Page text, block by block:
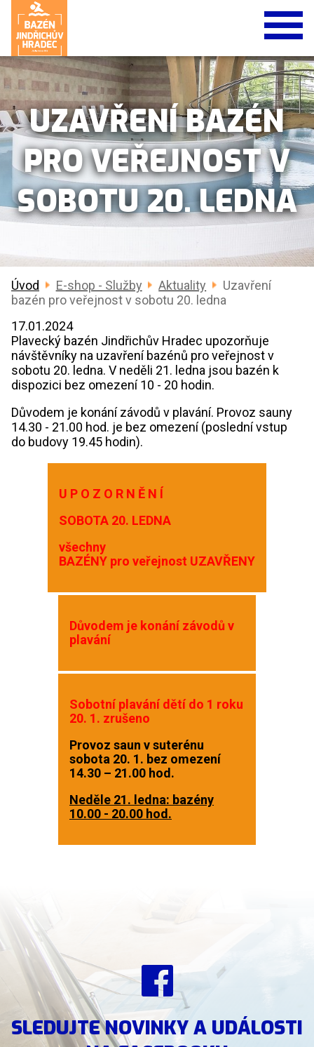
UZAVŘENÍ BAZÉN
PRO VEŘEJNOST V
SOBOTU 20. LEDNA
Úvod E-shop - Služby Aktuality
Uzavření
bazén pro veřejnost v sobotu 20. ledna
17.01.2024
Plavecký bazén Jindřichův Hradec upozorňuje
návštěvníky na uzavření bazénů pro veřejnost v
sobotu 20. ledna. V neděli 21. ledna jsou bazén k
dispozici bez omezení 10 - 20 hodin.
Důvodem je konání závodů v plavání. Provoz sauny
14.30 - 21.00 hod. je bez omezení (poslední vstup
do budovy 19.45 hodin).
U P O Z O R N Ě N Í
SOBOTA 20. LEDNA
všechny
BAZÉNY pro veřejnost UZAVŘENY
Důvodem je konání závodů v
plavání
Sobotní plavání dětído 1 roku
20. 1. zrušeno
Provoz saun v suterénu
sobota 20. 1. bez omezení
14.30 – 21.00 hod.
Neděle 21. ledna: bazény
10.00 - 20.00 hod.
SLEDUJTE NOVINKY A UDÁLOSTI